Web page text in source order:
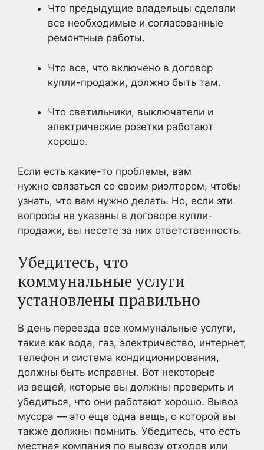
Что предыдущие владельцы сделали
все необходимые и согласованные
ремонтные работы.
Что все, что включено в договор
купли-продажи, должно быть там.
Что светильники, выключатели и
электрические розетки работают
хорошо.
Если есть какие-то проблемы, вам
нужно связаться со своим риэлтором, чтобы
узнать, что вам нужно делать. Но, если эти
вопросы не указаны в договоре купли-
продажи, вы несете за них ответственность.
Убедитесь, что
коммунальные услуги
установлены правильно
В день переезда все коммунальные услуги,
такие как вода, газ, электричество, интернет,
телефон и система кондиционирования,
должны быть исправны. Вот некоторые
из вещей, которые вы должны проверить и
убедиться, что они работают хорошо. Вывоз
мусора — это еще одна вещь, о которой вы
также должны помнить. Убедитесь, что есть
местная компания по вывозу отходов или